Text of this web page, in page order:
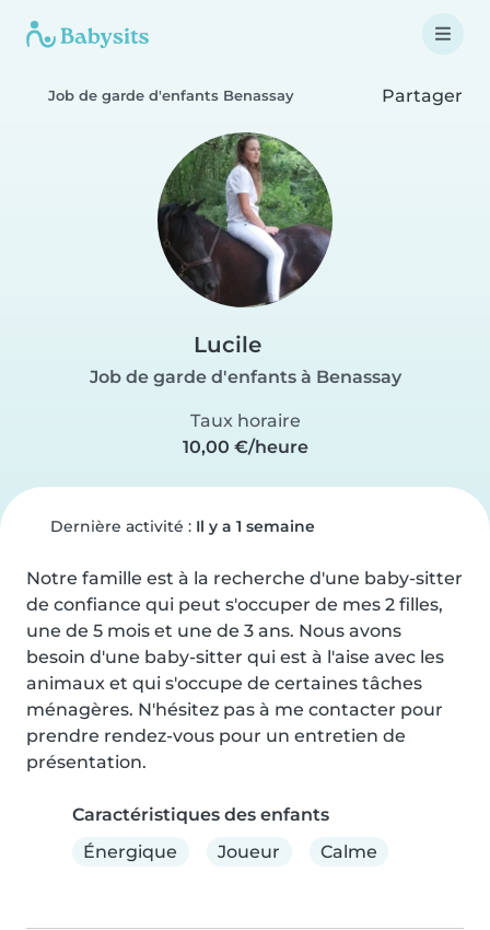
Job de garde d'enfants Benassay Partager
Lucile
Job de garde d'enfants à Benassay
Taux horaire
10,00 €/heure
Dernière activité : Il y a 1 semaine
Notre famille est à la recherche d'une baby-sitter
de confiance qui peut s'occuper de mes 2 filles,
une de 5 mois et une de 3 ans. Nous avons
besoin d'une baby-sitter qui est à l'aise avec les
animaux et qui s'occupe de certaines tâches
ménagères. N'hésitez pas à me contacter pour
prendre rendez-vous pour un entretien de
présentation.
Caractéristiques des enfants
Énergique
Joueur Calme